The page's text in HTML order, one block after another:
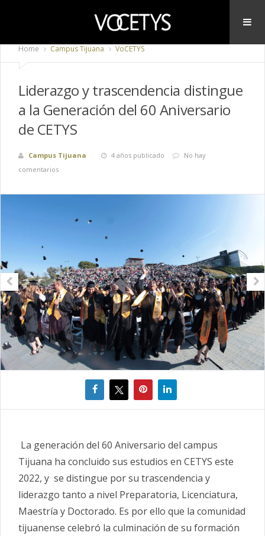
Home Campus Tijuana VoCETYS
Liderazgo y trascendencia distingue
a la Generación del 60 Aniversario
de CETYS
Campus Tijuana 4 años publicado
No hay
comentarios
La generación del 60 Aniversario del campus
Tijuana ha concluido sus estudios en CETYS este
2022, y se distingue por su trascendencia y
liderazgo tanto a nivel Preparatoria, Licenciatura,
Maestría y Doctorado. Es por ello que la comunidad
tijuanense celebró la culminación de su formación